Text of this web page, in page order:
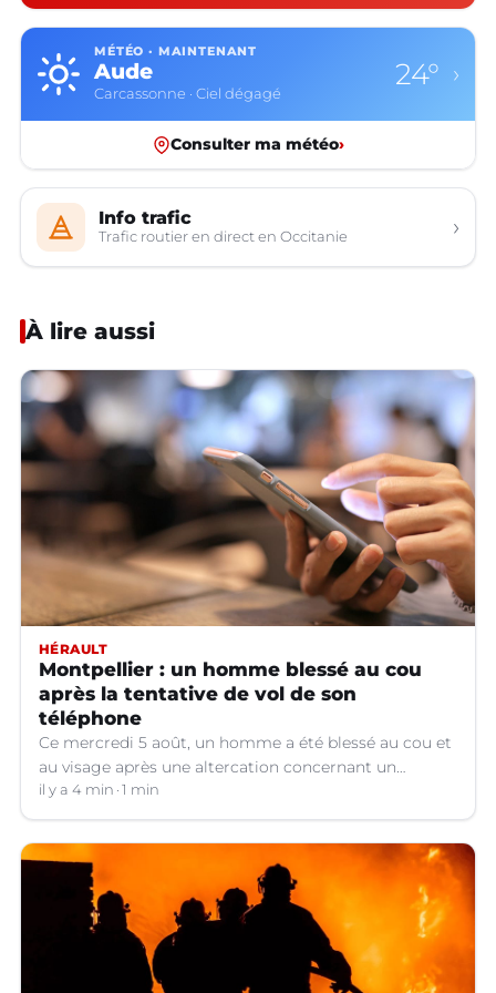
MÉTÉO · MAINTENANT
Aude
Carcassonne · Ciel dégagé
24° ›
Consulter ma météo›
Info trafic
Trafic routier en direct en Occitanie ›
À lire aussi
HÉRAULT
Montpellier : un homme blessé au cou
après la tentative de vol de son
téléphone
Ce mercredi 5 août, un homme a été blessé au cou et
au visage après une altercation concernant un
téléphone portable à Montpellier (Hérault).
il y a 4 min 1 min